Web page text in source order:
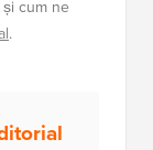
cum ne
.